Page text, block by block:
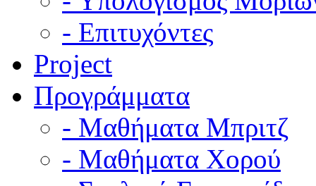
- Επιτυχόντες
Project
Προγράμματα
- Μαθήματα Μπριτζ
- Μαθήματα Χορού